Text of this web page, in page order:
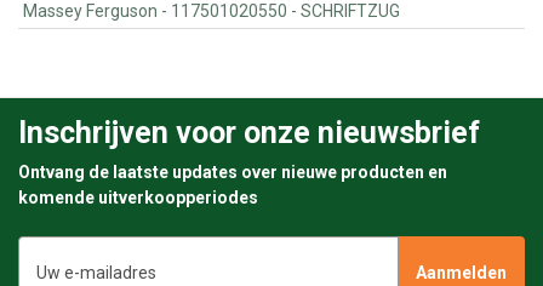
Massey Ferguson - 117501020550 - SCHRIFTZUG
Inschrijven voor onze nieuwsbrief
Ontvang de laatste updates over nieuwe producten en
komende uitverkoopperiodes
mailadres